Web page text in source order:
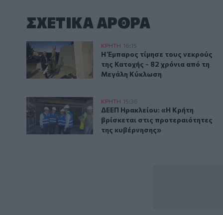
ΣΧΕΤΙΚA AΡΘΡΑ
Βιάννος: Εκδήλωση για την 82η Επέτειο της
ΚΡΗΤΗ 16:15
Η Έμπαρος τίμησε τους
Η Έμπαρος τίμησε τους νεκρούς
της Κατοχής - 82 χρόνια από τη
Μεγάλη Κύκλωση
ΔΕΕΠ Ηρακλείου: «Η Κρήτη βρίσκεται στις
ΚΡΗΤΗ 15:36
ΔΕΕΠ Ηρακλείου: «Η Κρήτη
ΔΕΕΠ Ηρακλείου: «Η Κρήτη
βρίσκεται στις προτεραιότητες
της κυβέρνησης»